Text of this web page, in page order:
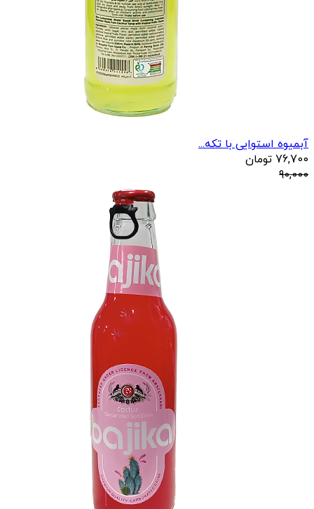
آبمیوه استوایی با تکه...
76,700 تومان
90,000